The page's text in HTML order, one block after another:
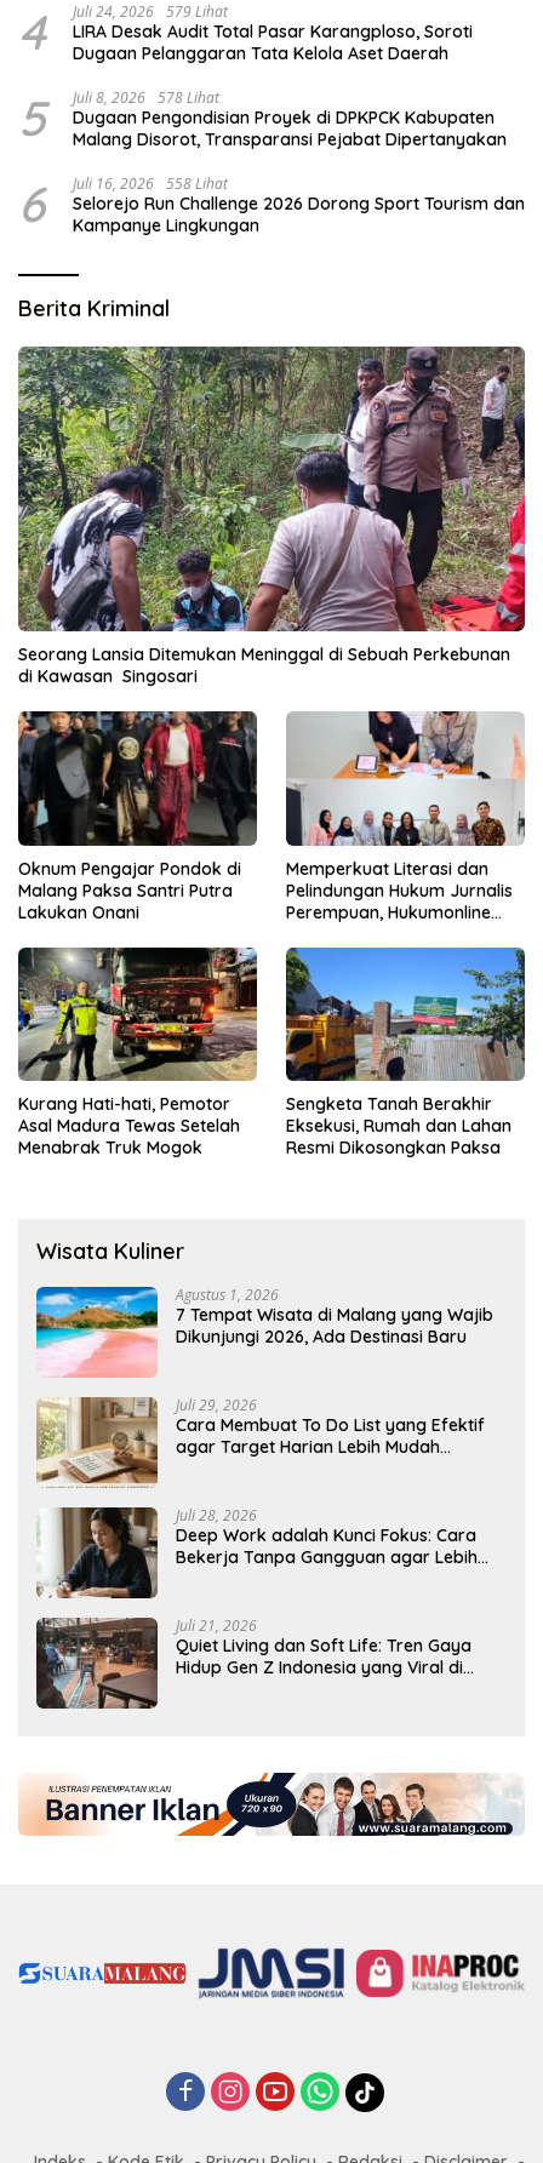
4 Juli 24, 2026 579 Lihat
LIRA Desak Audit Total Pasar Karangploso, Soroti
Dugaan Pelanggaran Tata Kelola Aset Daerah
5 Juli 8, 2026 578 Lihat
Dugaan Pengondisian Proyek di DPKPCK Kabupaten
Malang Disorot, Transparansi Pejabat Dipertanyakan
6 Juli 16, 2026 558 Lihat
Selorejo Run Challenge 2026 Dorong Sport Tourism dan
Kampanye Lingkungan
Berita Kriminal
Seorang Lansia Ditemukan Meninggal di Sebuah Perkebunan
di Kawasan Singosari
Oknum Pengajar Pondok di
Malang Paksa Santri Putra
Lakukan Onani
Memperkuat Literasi dan
Pelindungan Hukum Jurnalis
Perempuan, Hukumonline
Gratis
Kurang Hati-hati, Pemotor
Asal Madura Tewas Setelah
Menabrak Truk Mogok
Sengketa Tanah Berakhir
Eksekusi, Rumah dan Lahan
Resmi Dikosongkan Paksa
Wisata Kuliner
Agustus 1, 2026
7 Tempat Wisata di Malang yang Wajib
Dikunjungi 2026, Ada Destinasi Baru
Juli 29, 2026
Cara Membuat To Do List yang Efektif
agar Target Harian Lebih Mudah
Juli 28, 2026
Deep Work adalah Kunci Fokus: Cara
Bekerja Tanpa Gangguan agar Lebih
Juli 21, 2026
Quiet Living dan Soft Life: Tren Gaya
Hidup Gen Z Indonesia yang Viral di